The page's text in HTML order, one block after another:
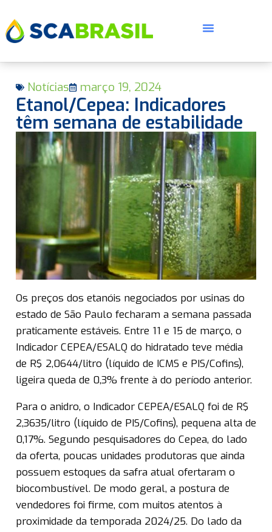
Notícias março 19, 2024
Etanol/Cepea: Indicadores
têm semana de estabilidade
Os preços dos etanóis negociados por usinas do
estado de São Paulo fecharam a semana passada
praticamente estáveis. Entre 11 e 15 de março, o
Indicador CEPEA/ESALQ do hidratado teve média
de R$ 2,0644/litro (líquido de ICMS e PIS/Cofins),
ligeira queda de 0,3% frente à do período anterior.
Para o anidro, o Indicador CEPEA/ESALQ foi de R$
2,3635/litro (líquido de PIS/Cofins), pequena alta de
0,17%. Segundo pesquisadores do Cepea, do lado
da oferta, poucas unidades produtoras que ainda
possuem estoques da safra atual ofertaram o
biocombustível. De modo geral, a postura de
vendedores foi firme, com muitos atentos à
proximidade da temporada 2024/25. Do lado da